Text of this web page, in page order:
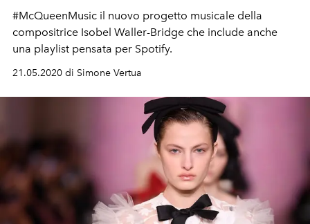
#McQueenMusic il nuovo progetto musicale della
compositrice Isobel Waller-Bridge che include anche
una playlist pensata per Spotify.
21.05.2020 di Simone Vertua